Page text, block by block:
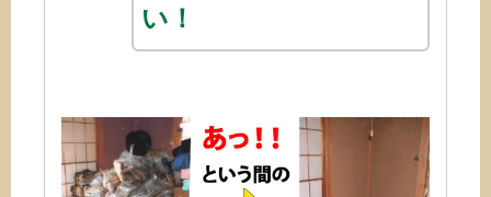
い！